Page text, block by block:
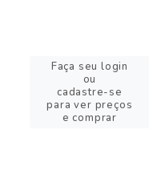
Faça seu login
ou
cadastre-se
para ver preços
e comprar